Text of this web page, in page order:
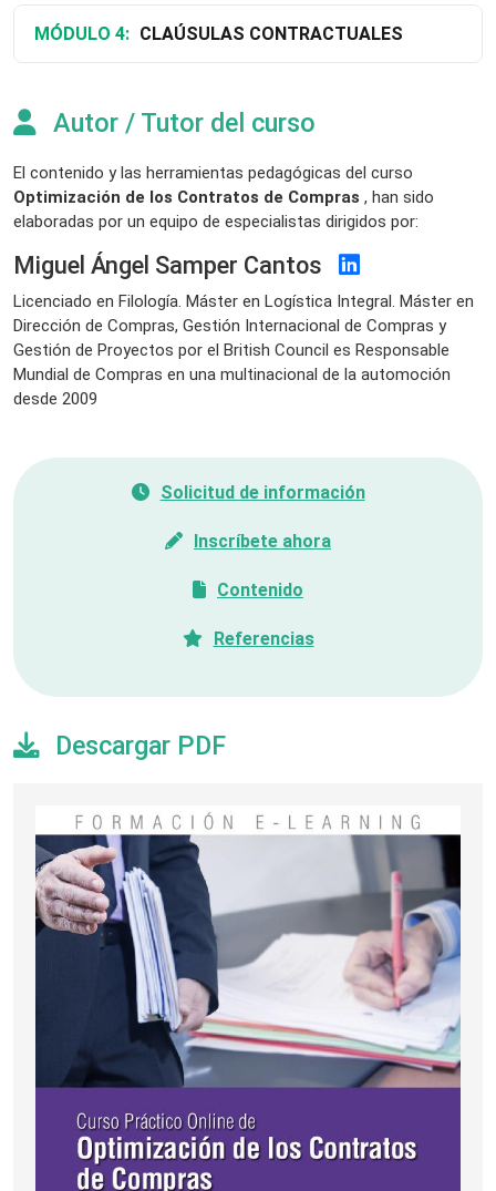
MÓDULO 4: CLAÚSULAS CONTRACTUALES
Autor / Tutor del curso
El contenido y las herramientas pedagógicas del curso
Optimización de los Contratos de Compras , han sido
elaboradas por un equipo de especialistas dirigidos por:
Miguel Ángel Samper Cantos
Licenciado en Filología. Máster en Logística Integral. Máster en
Dirección de Compras, Gestión Internacional de Compras y
Gestión de Proyectos por el British Council es Responsable
Mundial de Compras en una multinacional de la automoción
desde 2009
Solicitud de información
Inscríbete ahora
Contenido
Referencias
Descargar PDF